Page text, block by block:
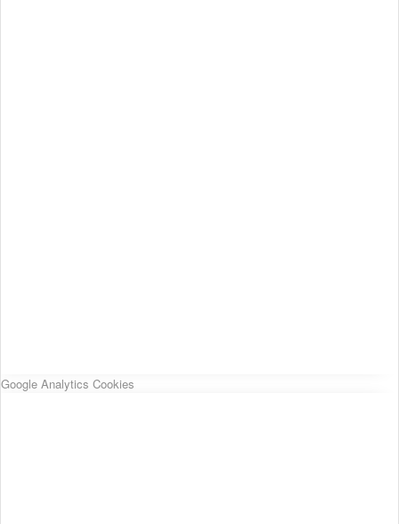
Google Analytics Cookies